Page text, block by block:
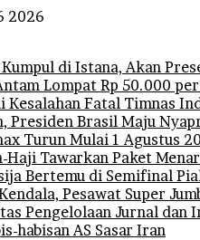
2026
di Istana, Akan
Lompat Rp 50.000
Kesalahan Fatal Timnas
Presiden Brasil Maju
Turun Mulai 1 Agustus
Haji Tawarkan Paket
Bertemu di Semifinal
Pesawat Super
Pengelolaan Jurnal dan
habisan AS Sasar Iran